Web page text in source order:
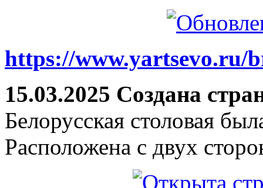
https://www.yartsevo.ru/
15.03.2025 Создана
Белорусская столовая
Расположена с двух